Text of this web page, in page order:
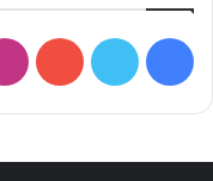
فيسبوك
تويتر